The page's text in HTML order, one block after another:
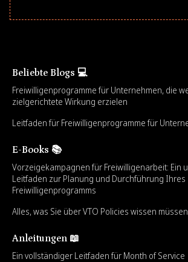
Beliebte Blogs 💻
Freiwilligenprogramme für Unternehmen, die
zielgerichtete Wirkung erzielen
Leitfaden für Freiwilligenprogramme für
E-Books 📚
Vorzeigekampagnen für Freiwilligenarbeit: Ein
Leitfaden zur Planung und Durchführung Ihres
Freiwilligenprogramms
Alles, was Sie über VTO Policies wissen müssen
Anleitungen 📖
Ein vollständiger Leitfaden für Month of Service